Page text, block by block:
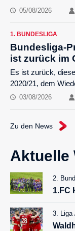
Aktuelle
2.
1.FC
3. Liga
05/08/2026
1. BUNDESLIGA
Bundesliga-
ist zurück im
Es ist zurück,
2020/21, dem
03/08/2026
Zu den News